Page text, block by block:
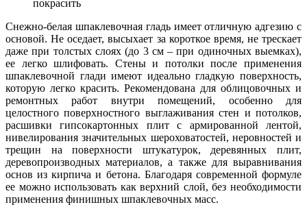
покрасить
Снежно-белая шпаклевочная гладь имеет отличную адгезию с
основой. Не оседает, высыхает за короткое время, не трескает
даже при толстых слоях (до 3 см – при одиночных выемках),
ее легко шлифовать. Стены и потолки после применения
шпаклевочной глади имеют идеально гладкую поверхность,
которую легко красить. Рекомендована для облицовочных и
ремонтных работ внутри помещений, особенно для
целостного поверхностного выглаживания стен и потолков,
расшивки гипсокартонных плит с армированной лентой,
нивелирования значительных шероховатостей, неровностей и
трещин на поверхности штукатурок, деревянных плит,
деревопроизводных материалов, а также для выравнивания
основ из кирпича и бетона. Благодаря современной формуле
ее можно использовать как верхний слой, без необходимости
применения финишных шпаклевочных масс.